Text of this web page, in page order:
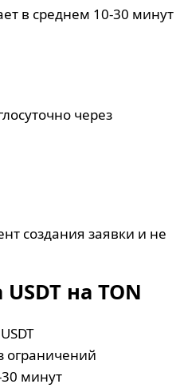
в среднем 10-30 минут
через
создания заявки и не
на TON
ограничений
минут